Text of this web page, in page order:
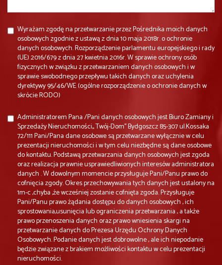
Wyrażam zgodę na przetwarzanie przez Pośrednika moich danych
osobowych zgodnie z ustawą z dnia 10 maja 2018r. o ochronie
danych osobowych. Rozporządzenie parlamentu europejskiego i rady
(UE) 2016/679 z dnia 27 kwietnia 2016r. W sprawie ochrony osób
fizycznych w związku z przetwarzaniem danych osobowych i w
sprawie swobodnego przepływu takich danych oraz uchylenia
dyrektywy 95/46/WE (ogólne rozporządzenie o ochronie danych w
skrócie RODO)
Administratorem Pana /Pani danych osobowych jest Biuro Zamiany i
Sprzedaży Nieruchomości,, Twój-Dom'' Bydgoszcz 85-307 ul.Kossaka
72/111 Pani/Pana dane osobowe są przetwarzane wyłącznie w celu
prezentacji nieruchomości i w tym celu niezbędne są dane osobowe
do kontaktu. Podstawą przetwarzania danych osobowych jest zgoda
oraz realizacja prawnie usprawiedliwionych interesów administratora
danych . W dowolnym momencie przysługuje Pani/Panu prawo do
cofnięcia zgody. Okres przechowywania tych danych jest ustalony na
1m-c ,chyba ,że wcześniej zostanie cofnięta zgoda. Przysługuje
Pani/Panu prawo żądania dostępu do danych osobowych , ich
sprostowania,usunięcia lub ograniczenia przetwarzania , a także
prawo przenoszenia danych oraz prawo wniesienia skargi na
przetwarzanie danych do Prezesa Urzędu Ochrony Danych
Osobowych. Podanie danych jest dobrowolne , ale ich niepodanie
będzie związane z brakiem możliwości kontaktu w celu prezentacji
nieruchomości.